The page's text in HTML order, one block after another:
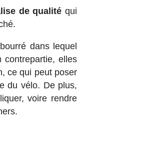
de qualité qui
dans lequel
elles
ce qui peut poser
du vélo. De plus,
voire rendre